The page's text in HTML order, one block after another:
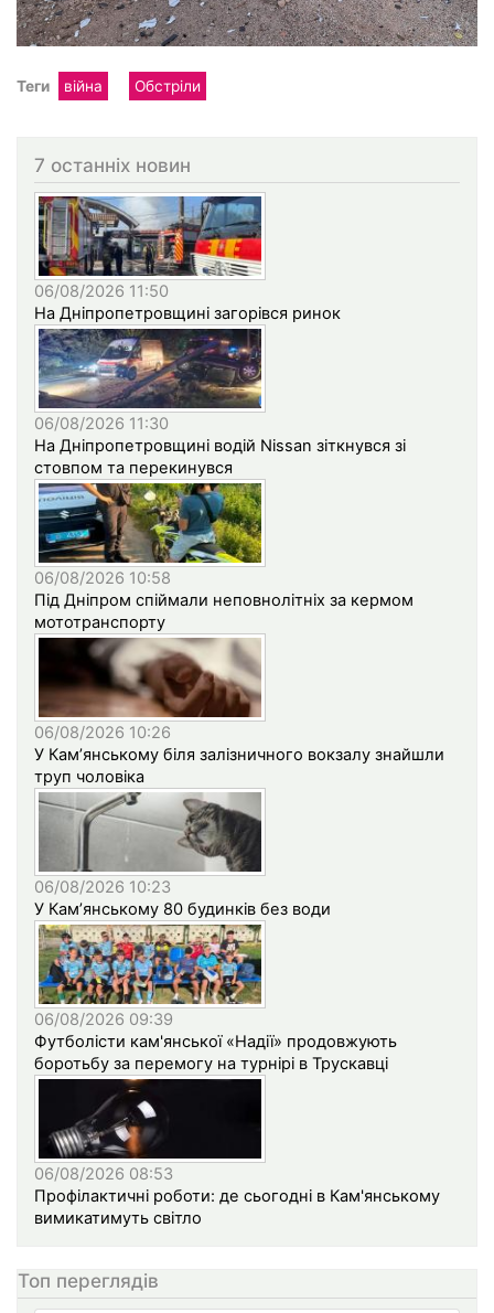
Теги війна Обстріли
7 останніх новин
06/08/2026 11:50
На Дніпропетровщині загорівся ринок
06/08/2026 11:30
На Дніпропетровщині водій Nissan зіткнувся зі
стовпом та перекинувся
06/08/2026 10:58
Під Дніпром спіймали неповнолітніх за кермом
мототранспорту
06/08/2026 10:26
У Кам’янському біля залізничного вокзалу знайшли
труп чоловіка
06/08/2026 10:23
У Кам’янському 80 будинків без води
06/08/2026 09:39
Футболісти кам'янської «Надії» продовжують
боротьбу за перемогу на турнірі в Трускавці
06/08/2026 08:53
Профілактичні роботи: де сьогодні в Кам'янському
вимикатимуть світло
Топ переглядів